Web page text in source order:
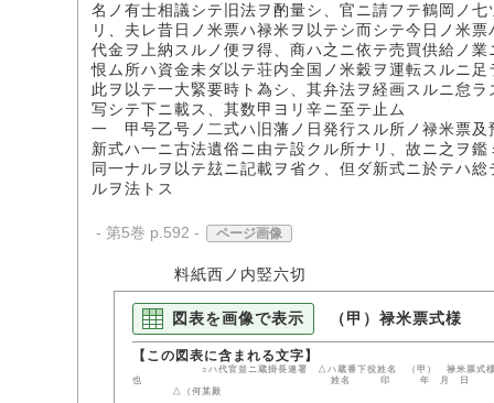
名ノ有士相議シテ旧法ヲ酌量シ、官ニ請フテ鶴岡ノ
リ、夫レ昔日ノ米票ハ禄米ヲ以テシ而シテ今日ノ米
代金ヲ上納スルノ便ヲ得、商ハ之ニ依テ売買供給ノ
恨ム所ハ資金未ダ以テ荘内全国ノ米穀ヲ運転スルニ
此ヲ以テ一大緊要時ト為シ、其弁法ヲ経画スルニ怠
写シテ下ニ載ス、其数甲ヨリ辛ニ至テ止ム
一 甲号乙号ノ二式ハ旧藩ノ日発行スル所ノ禄米票及
新式ハ一ニ古法遺俗ニ由テ設クル所ナリ、故ニ之ヲ
同一ナルヲ以テ玆ニ記載ヲ省ク、但ダ新式ニ於テハ
ルヲ法トス
- 第5巻 p.592 - ページ画像
料紙西ノ内竪六切
図表を画像で表示 （甲）禄米票式様
○ハ代官並ニ蔵掛長連署 △ハ蔵番下役姓名 （甲） 禄
也 姓名 印 年
△（何某殿